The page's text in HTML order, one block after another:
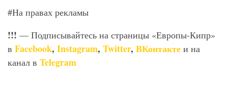
#На правах рекламы
!!! — Подписывайтесь на страницы «Европы-Кипр»
в Facebook, Instagram, Twitter, ВКонтакте и на
канал в Telegram